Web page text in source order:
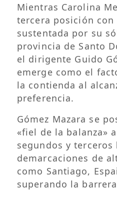
Mientras Carolina
tercera posición con
sustentada por su
provincia de Santo
el dirigente Guido
emerge como el
la contienda al
preferencia.
Gómez Mazara se
«fiel de la balanza»
segundos y terceros
demarcaciones de
como Santiago,
superando la